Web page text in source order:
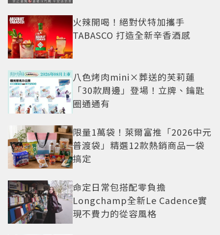
火辣開喝！絕對伏特加攜手
TABASCO 打造全新辛香酒感
八色烤肉mini×葬送的芙莉蓮
「30款周邊」登場！立牌、鑰匙
圈通通有
限量1萬袋！萊爾富推「2026中元
普渡袋」精選12款熱銷商品一袋
搞定
命定日常包搭配零負擔
Longchamp全新Le Cadence實
現不費力的從容風格